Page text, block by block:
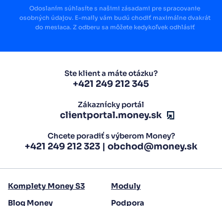
Odoslaním súhlasíte s našimi zásadami pre spracovanie
osobných údajov. E-maily vám budú chodiť maximálne dvakrát
do mesiaca. Z odberu sa môžete kedykoľvek odhlásiť
Ste klient a máte otázku?
+421 249 212 345
Zákaznícky portál
clientportal.money.sk
Chcete poradiť s výberom Money?
+421 249 212 323| obchod@money.sk
Komplety Money S3
Moduly
Blog Money
Podpora